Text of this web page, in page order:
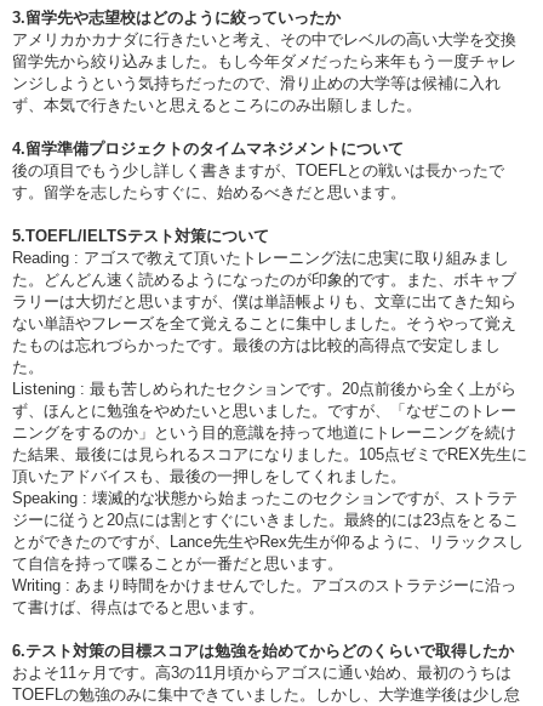
3.留学先や志望校はどのように絞っていったか
アメリカかカナダに行きたいと考え、その中でレベルの高い大学を交換
留学先から絞り込みました。もし今年ダメだったら来年もう一度チャレ
ンジしようという気持ちだったので、滑り止めの大学等は候補に入れ
ず、本気で行きたいと思えるところにのみ出願しました。
4.留学準備プロジェクトのタイムマネジメントについて
後の項目でもう少し詳しく書きますが、TOEFLとの戦いは長かったで
す。留学を志したらすぐに、始めるべきだと思います。
5.TOEFL/IELTSテスト対策について
Reading : アゴスで教えて頂いたトレーニング法に忠実に取り組みまし
た。どんどん速く読めるようになったのが印象的です。また、ボキャブ
ラリーは大切だと思いますが、僕は単語帳よりも、文章に出てきた知ら
ない単語やフレーズを全て覚えることに集中しました。そうやって覚え
たものは忘れづらかったです。最後の方は比較的高得点で安定しまし
た。
Listening : 最も苦しめられたセクションです。20点前後から全く上がら
ず、ほんとに勉強をやめたいと思いました。ですが、「なぜこのトレー
ニングをするのか」という目的意識を持って地道にトレーニングを続け
た結果、最後には見られるスコアになりました。105点ゼミでREX先生に
頂いたアドバイスも、最後の一押しをしてくれました。
Speaking : 壊滅的な状態から始まったこのセクションですが、ストラテ
ジーに従うと20点には割とすぐにいきました。最終的には23点をとるこ
とができたのですが、Lance先生やRex先生が仰るように、リラックスし
て自信を持って喋ることが一番だと思います。
Writing : あまり時間をかけませんでした。アゴスのストラテジーに沿っ
て書けば、得点はでると思います。
6.テスト対策の目標スコアは勉強を始めてからどのくらいで取得したか
およそ11ヶ月です。高3の11月頃からアゴスに通い始め、最初のうちは
TOEFLの勉強のみに集中できていました。しかし、大学進学後は少し怠